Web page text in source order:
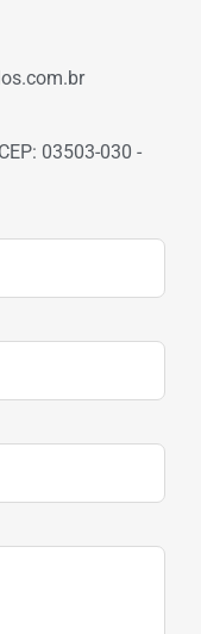
03503-030 -